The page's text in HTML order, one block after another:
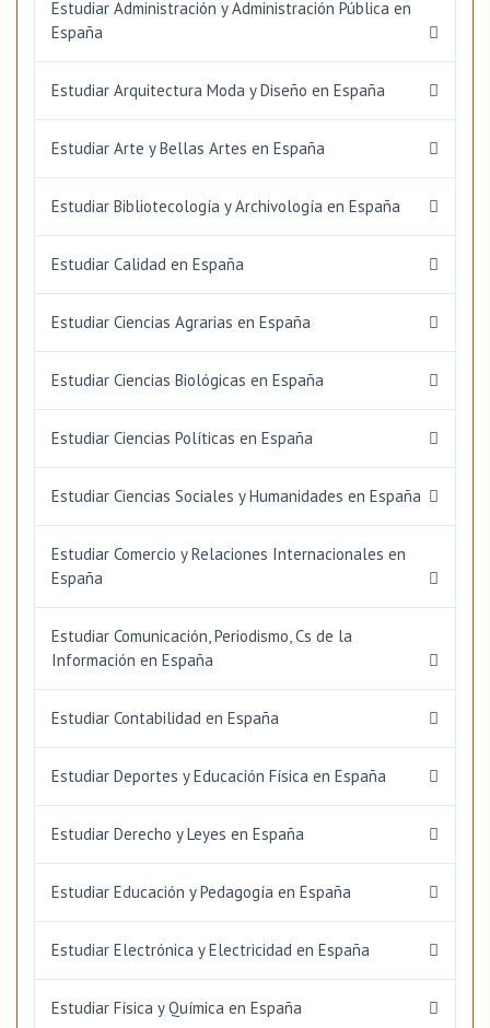
Estudiar Administración y Administración Pública en
España
Estudiar Arquitectura Moda y Diseño en España
Estudiar Arte y Bellas Artes en España
Estudiar Bibliotecología y Archivología en España
Estudiar Calidad en España
Estudiar Ciencias Agrarias en España
Estudiar Ciencias Biológicas en España
Estudiar Ciencias Políticas en España
Estudiar Ciencias Sociales y Humanidades en España
Estudiar Comercio y Relaciones Internacionales en
España
Estudiar Comunicación, Periodismo, Cs de la
Información en España
Estudiar Contabilidad en España
Estudiar Deportes y Educación Física en España
Estudiar Derecho y Leyes en España
Estudiar Educación y Pedagogía en España
Estudiar Electrónica y Electricidad en España
Estudiar Física y Química en España